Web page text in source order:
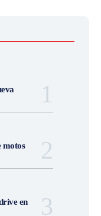
motos
en